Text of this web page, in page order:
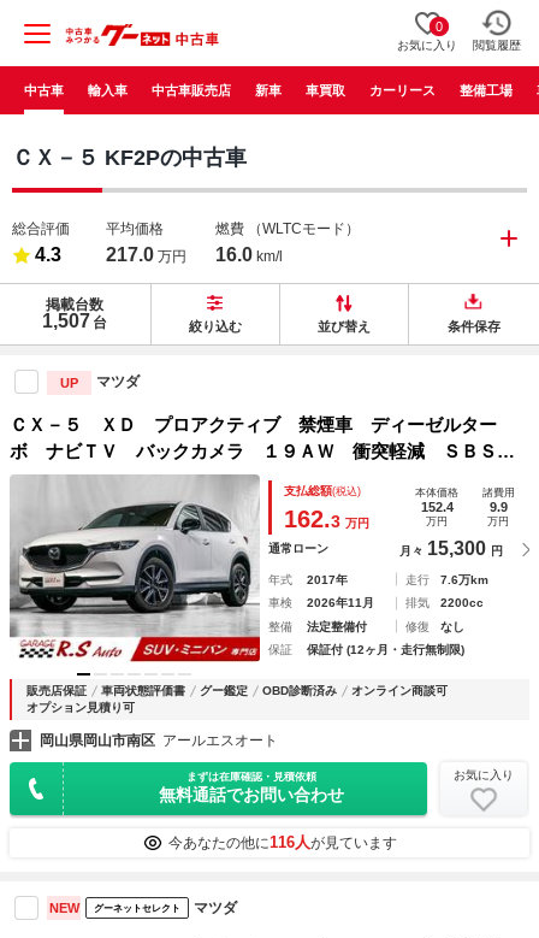
0
お気に入り 閲覧履歴
中古車 輸入車 中古車販売店 新車 車買取 カーリース 整備工場
ＣＸ－５ KF2Pの中古車
総合評価
4.3
平均価格
217.0 万円
燃費 （WLTCモード）
16.0 km/l
掲載台数
1,507 台 絞り込む 並び替え 条件保存
UP マツダ
ＣＸ－５ ＸＤ プロアクティブ 禁煙車 ディーゼルター
ボ ナビＴＶ バックカメラ １９ＡＷ 衝突軽減 ＳＢＳ／
ＳＣＢＳ搭載 レーダークルーズ アイドリングストップ Ｃ
Ｄ／ＤＶＤ再生 Ｂｌｕｅｔｏｏｔｈ接続 ＥＴＣ ＨＵＤ
点検記録簿
支払総額(税込)
162.3 万円
本体価格
152.4
万円
諸費用
9.9
万円
通常ローン 月々 15,300 円
年式 2017年 走行
7.6万km
車検
2026年11月 排気
2200cc
整備
法定整備付 修復
なし
保証
保証付 (12ヶ月・走行無制限)
販売店保証 車両状態評価書 グー鑑定 OBD診断済み
オンライン商談可
オプション見積り可
岡山県岡山市南区 アールエスオート
まずは在庫確認・見積依頼
無料通話でお問い合わせ
お気に入り
今あなたの他に116人が見ています
NEW グーネットセレクト マツダ